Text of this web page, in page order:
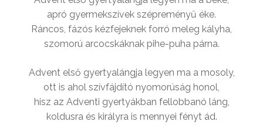
apró gyermekszívek szépreményű éke.
Ráncos, fázós kézfejeknek forró meleg kályha,
szomorú arcocskáknak pihe-puha párna.
Advent első gyertyalángja legyen ma a mosoly,
ott is ahol szívfájdító nyomorúság honol,
hisz az Adventi gyertyákban fellobbanó láng,
koldusra és királyra is mennyei fényt ád.